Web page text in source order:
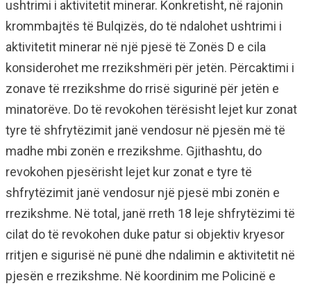
ushtrimi i aktivitetit minerar. Konkretisht, në rajonin
krommbajtës të Bulqizës, do të ndalohet ushtrimi i
aktivitetit minerar në një pjesë të Zonës D e cila
konsiderohet me rrezikshmëri për jetën. Përcaktimi i
zonave të rrezikshme do rrisë sigurinë për jetën e
minatorëve. Do të revokohen tërësisht lejet kur zonat
tyre të shfrytëzimit janë vendosur në pjesën më të
madhe mbi zonën e rrezikshme. Gjithashtu, do
revokohen pjesërisht lejet kur zonat e tyre të
shfrytëzimit janë vendosur një pjesë mbi zonën e
rrezikshme. Në total, janë rreth 18 leje shfrytëzimi të
cilat do të revokohen duke patur si objektiv kryesor
rritjen e sigurisë në punë dhe ndalimin e aktivitetit në
pjesën e rrezikshme. Në koordinim me Policinë e